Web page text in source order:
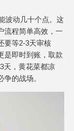
波动几十个点。这
流程简单高效，一
要等2-3天审核
即时到账，取款
天，黄花菜都凉
的战场。